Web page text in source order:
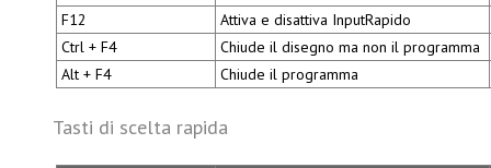
F12
Attiva e disattiva InputRapido
Ctrl + F4
Chiude il disegno ma non il programma
Alt + F4
Chiude il programma
Tasti di scelta rapida